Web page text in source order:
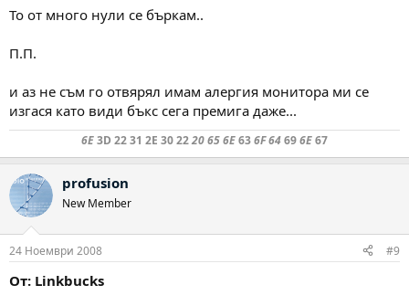
То от много нули се бъркам..
П.П.
и аз не съм го отвярял имам алергия монитора ми се
изгася като види бъкс сега премига даже...
6E3D 22 31 2E 30 2220 65 6E636F 64696E67
profusion
New Member
24 Ноември 2008 #9
От: Linkbucks